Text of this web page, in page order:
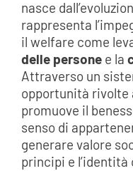
nasce
rappresenta
il welfare come
delle personee la
Attraverso un
opportunità rivolte
promuove il
senso di
generare valore
principi e